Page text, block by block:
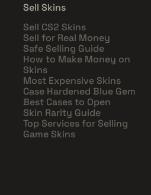
Sell Skins
Sell CS2 Skins
Sell for Real Money
Safe Selling Guide
How to Make Money on
Skins
Most Expensive Skins
Case Hardened Blue Gem
Best Cases to Open
Skin Rarity Guide
Top Services for Selling
Game Skins